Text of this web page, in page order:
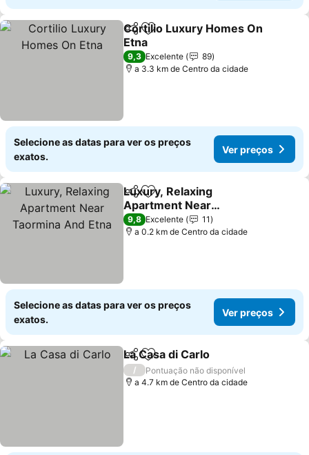
PartilharAdicionar aos favoritos
Cortilio Luxury Homes On
Etna
Ver preços
9,3 Excelente
89
a 3.3 km de Centro da cidade
Selecione as datas para ver os preços
exatos.
Ver preços
PartilharAdicionar aos favoritos
Luxury, Relaxing
Apartment Near
Taormina And Etna
Ver preços
9,8 Excelente
11
a 0.2 km de Centro da cidade
Selecione as datas para ver os preços
exatos.
Ver preços
PartilharAdicionar aos favoritos
La Casa di Carlo
/
Pontuação não disponível
a 4.7 km de Centro da cidade